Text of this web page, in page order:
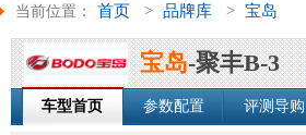
当前位置： 首页 > 品牌库 > 宝岛
宝岛-聚丰B-3
车型首页 参数配置 评测导购